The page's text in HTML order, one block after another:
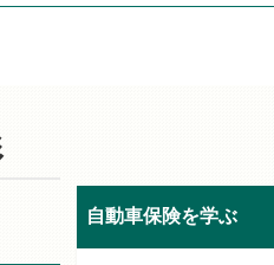
自動車保険を学ぶ